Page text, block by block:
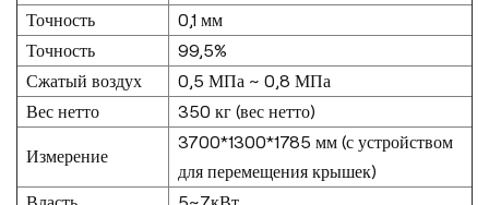
Точность
0,1 мм
Точность
99,5%
Сжатый воздух
0,5 МПа ~ 0,8 МПа
Вес нетто
350 кг (вес нетто)
Измерение
3700*1300*1785 мм (с устройством
для перемещения крышек)